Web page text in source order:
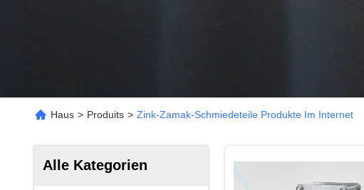
Haus > Produits > Zink-Zamak-Schmiedeteile Produkte Im Internet
Alle Kategorien